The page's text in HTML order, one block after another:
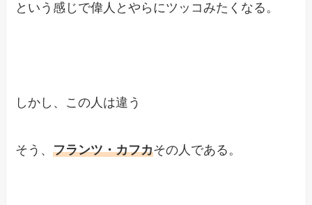
という感じで偉人とやらにツッコみたくなる。
しかし、この人は違う
そう、フランツ・カフカその人である。